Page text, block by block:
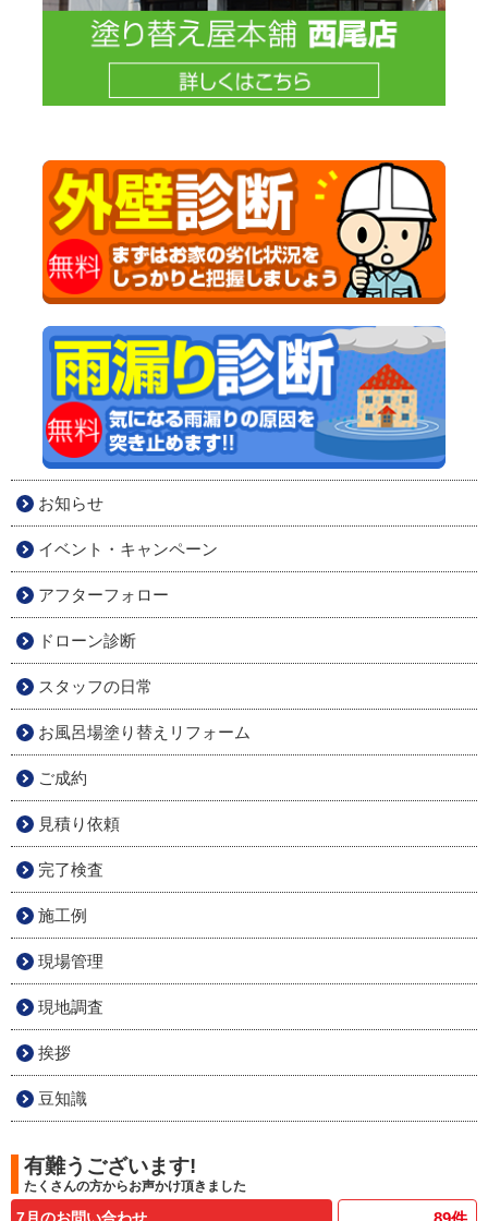
お知らせ
イベント・キャンペーン
アフターフォロー
ドローン診断
スタッフの日常
お風呂場塗り替えリフォーム
ご成約
見積り依頼
完了検査
施工例
現場管理
現地調査
挨拶
豆知識
有難うございます!
たくさんの方からお声かけ頂きました